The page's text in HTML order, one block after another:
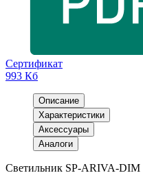
Сертификат
993 Кб
Описание
Характеристики
Аксессуары
Аналоги
Светильник SP-ARIVA-